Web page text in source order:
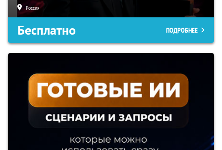
Россия
Бесплатно ПОДРОБНЕЕ